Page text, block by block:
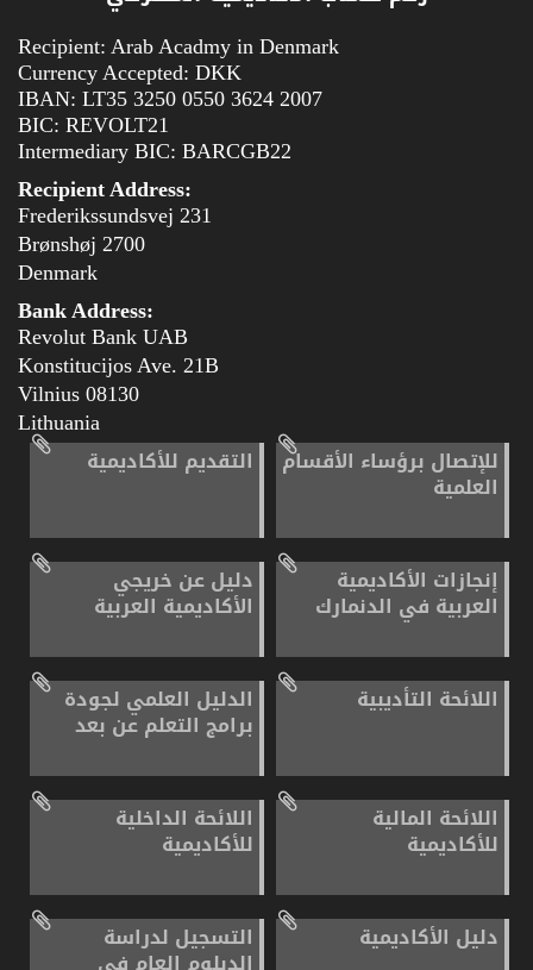
Recipient: Arab Acadmy in Denmark
Currency Accepted: DKK
IBAN: LT35 3250 0550 3624 2007
BIC: REVOLT21
Intermediary BIC: BARCGB22
Recipient Address:
Frederikssundsvej 231
2700 Brønshøj
Denmark
Bank Address:
Revolut Bank UAB
Konstitucijos Ave. 21B
08130 Vilnius
Lithuania
للإتصال برؤساء الأقسام
العلمية
التقديم للأكاديمية
إنجازات الأكاديمية
العربية في الدنمارك
دليل عن خريجي
الأكاديمية العربية
اللائحة التأديبية الدليل العلمي لجودة
برامج التعلم عن بعد
اللائحة المالية
للأكاديمية
اللائحة الداخلية
للأكاديمية
دليل الأكاديمية التسجيل لدراسة